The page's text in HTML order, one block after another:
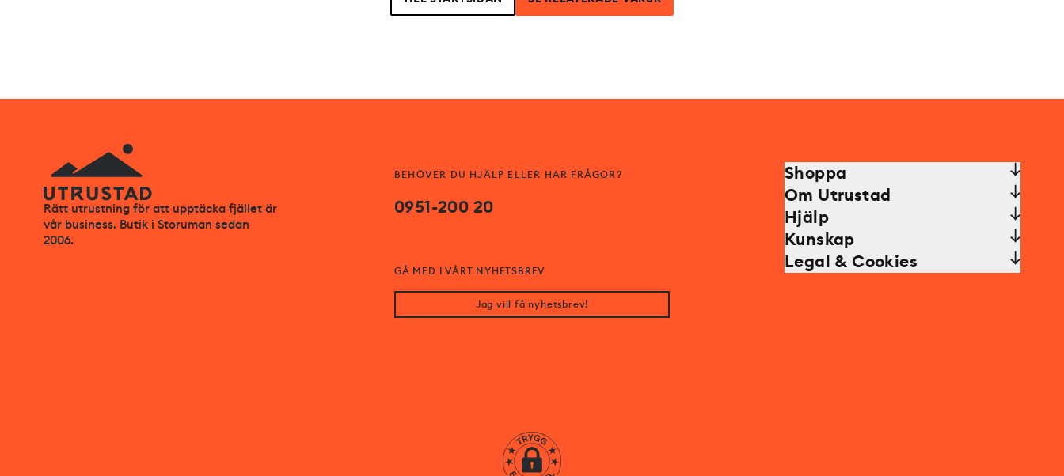
Rätt utrustning för att upptäcka fjället är
vår business. Butik i Storuman sedan
2006.
BEHÖVER DU HJÄLP ELLER HAR FRÅGOR?
0951-200 20
GÅ MED I VÅRT NYHETSBREV
Jag vill få nyhetsbrev!
Shoppa
Om Utrustad
Hjälp
Kunskap
Legal & Cookies